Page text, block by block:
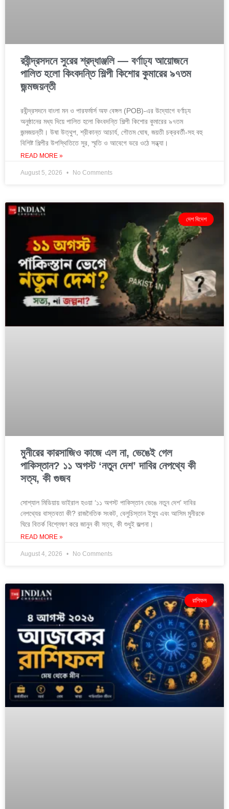
রবীন্দ্রসদনে সুরের শ্রদ্ধাঞ্জলি — বর্ণাঢ্য আয়োজনে
পালিত হলো কিংবদন্তি শিল্পী কিশোর কুমারের ৯৭তম
জন্মজয়ন্তী
রবীন্দ্রসদনে বাংলা মন ও পারফর্মার্স অফ বেঙ্গল (POB)-এর উদ্যোগে বর্ণাঢ্য
অনুষ্ঠানের মধ্য দিয়ে পালিত হলো কিংবদন্তি শিল্পী কিশোর কুমারের ৯৭তম
জন্মজয়ন্তী। উষা উত্থুপ, শ্রীকান্ত আচার্য, গৌতম ঘোষ, জয়তী চক্রবর্তী-সহ বহু
বিশিষ্ট শিল্পীর উপস্থিতিতে সুর, স্মৃতি ও আবেগে ভরে ওঠে সন্ধ্যা।
READ MORE »
August 5, 2026 No Comments
দেশ বিদেশ
মুনীরের কারসাজিও কাজে এল না, ভেঙেই গেল
পাকিস্তান? ১১ অগস্ট ‘নতুন দেশ’ দাবির নেপথ্যে কী
সত্য, কী গুজব
সোশ্যাল মিডিয়ায় ভাইরাল হওয়া ‘১১ অগস্ট পাকিস্তান ভেঙে নতুন দেশ’ দাবির
নেপথ্যের বাস্তবতা কী? রাজনৈতিক সংকট, বেলুচিস্তান ইস্যু এবং আসিম মুনীরকে
ঘিরে বিতর্ক বিশ্লেষণ করে জানুন কী সত্য, কী শুধুই জল্পনা।
READ MORE »
August 4, 2026 No Comments
রাশিফল